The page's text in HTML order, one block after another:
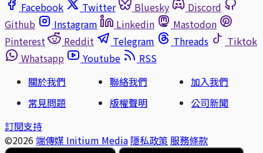
Facebook Twitter Bluesky
Discord
Github
Instagram Linkedin
Mastodon
Pinterest
Reddit Telegram Threads
Tiktok
Whatsapp
Youtube
RSS
關於我們
聯絡我們
加入我們
常見問題
版權聲明
公司新聞
訂閱支持
©2026 端傳媒 Initium Media 隱私政策 服務條款